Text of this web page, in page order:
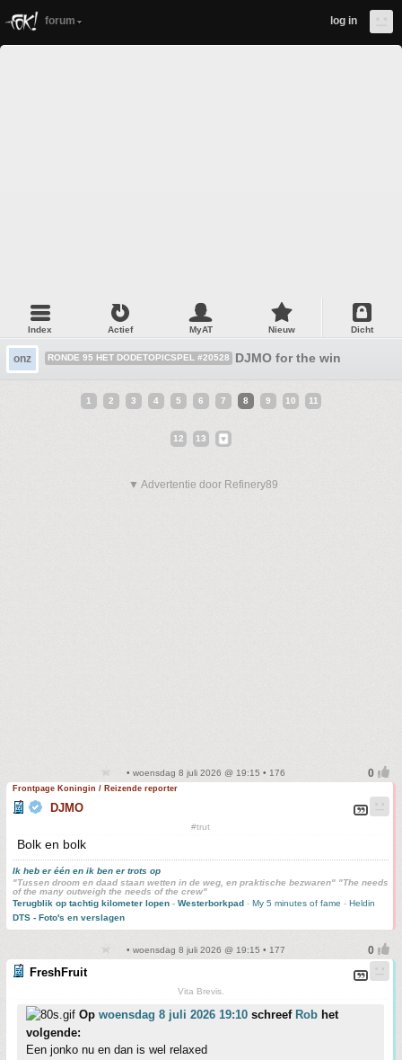
forum log in
Index Actief MyAT Nieuw Dicht
onz RONDE 95 HET DODETOPICSPEL #20528 DJMO for the win
1 2 3 4 5 6 7 8 9 10 11
12 13
▼ Advertentie door Refinery89
• woensdag 8 juli 2026 @ 19:15 • 176
Frontpage Koningin / Reizende reporter
DJMO
#trut
Bolk en bolk
Ik heb er één en ik ben er trots op
"Tussen droom en daad staan wetten in de weg, en praktische bezwaren" "The needs
of the many outweigh the needs of the crew"
Terugblik op tachtig kilometer lopen - Westerborkpad - My 5 minutes of fame - Heldin
DTS - Foto's en verslagen
• woensdag 8 juli 2026 @ 19:15 • 177
FreshFruit
Vita Brevis.
Op woensdag 8 juli 2026 19:10 schreef Rob het
volgende:
Een jonko nu en dan is wel relaxed